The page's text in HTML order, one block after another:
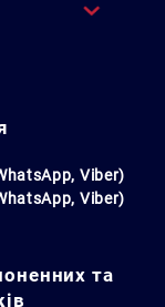
Viber)
Viber)
та